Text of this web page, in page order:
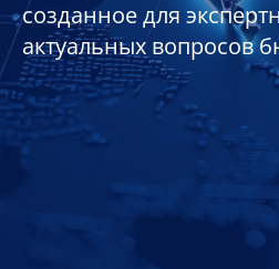
созданное для
актуальных вопросов